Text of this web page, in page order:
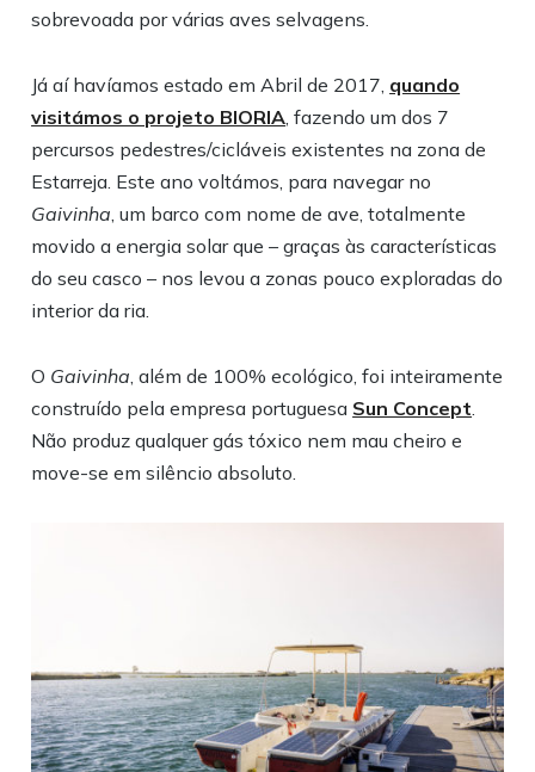
sobrevoada por várias aves selvagens.
Já aí havíamos estado em Abril de 2017, quando
visitámos o projeto BIORIA, fazendo um dos 7
percursos pedestres/cicláveis existentes na zona de
Estarreja. Este ano voltámos, para navegar no
Gaivinha, um barco com nome de ave, totalmente
movido a energia solar que – graças às características
do seu casco – nos levou a zonas pouco exploradas do
interior da ria.
O Gaivinha, além de 100% ecológico, foi inteiramente
construído pela empresa portuguesa Sun Concept.
Não produz qualquer gás tóxico nem mau cheiro e
move-se em silêncio absoluto.